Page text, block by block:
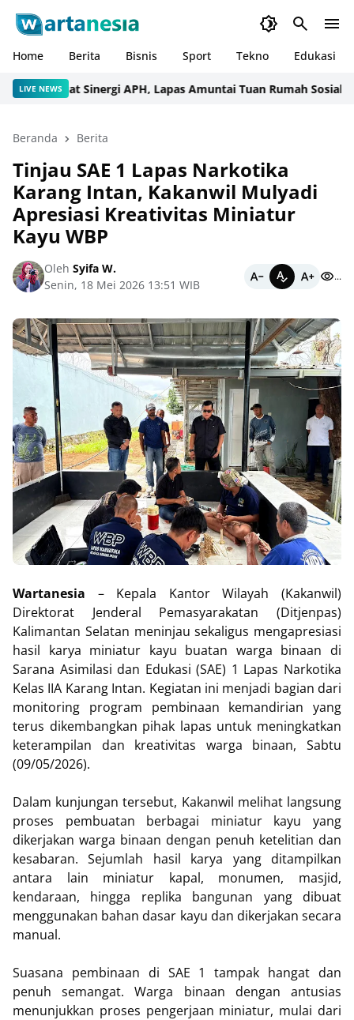
Home Berita Bisnis Sport Tekno Edukasi
LIVE NEWS
Perkuat Sinergi APH, Lapas Amuntai Tuan Rumah Sosialisasi
Beranda Berita
Tinjau SAE 1 Lapas Narkotika
Karang Intan, Kakanwil Mulyadi
Apresiasi Kreativitas Miniatur
Kayu WBP
Oleh Syifa W.
Senin, 18 Mei 2026 13:51 WIB
...
Wartanesia – Kepala Kantor Wilayah (Kakanwil)
Direktorat Jenderal Pemasyarakatan (Ditjenpas)
Kalimantan Selatan meninjau sekaligus mengapresiasi
hasil karya miniatur kayu buatan warga binaan di
Sarana Asimilasi dan Edukasi (SAE) 1 Lapas Narkotika
Kelas IIA Karang Intan. Kegiatan ini menjadi bagian dari
monitoring program pembinaan kemandirian yang
terus dikembangkan pihak lapas untuk meningkatkan
keterampilan dan kreativitas warga binaan, Sabtu
(09/05/2026).
Dalam kunjungan tersebut, Kakanwil melihat langsung
proses pembuatan berbagai miniatur kayu yang
dikerjakan warga binaan dengan penuh ketelitian dan
kesabaran. Sejumlah hasil karya yang ditampilkan
antara lain miniatur kapal, monumen, masjid,
kendaraan, hingga replika bangunan yang dibuat
menggunakan bahan dasar kayu dan dikerjakan secara
manual.
Suasana pembinaan di SAE 1 tampak hangat dan
penuh semangat. Warga binaan dengan antusias
menunjukkan proses pengerjaan miniatur, mulai dari